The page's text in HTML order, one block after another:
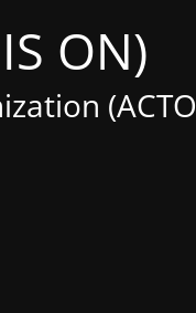
(Maintenance MODE IS ON)
(ACTO